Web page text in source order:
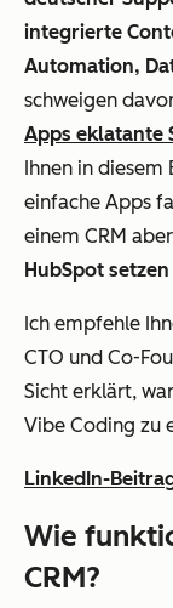
integrierte
Automation,
schweigen
Apps eklatante
Ihnen in
einfache Apps
einem CRM aber
HubSpot setzen
Ich empfehle
CTO und Co-
Sicht erklärt,
Vibe Coding zu
LinkedIn-
Wie
CRM?